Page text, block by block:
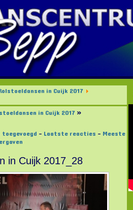
in Cuijk 2017
in Cuijk 2017»
- Laatste reacties - Meeste
in Cuijk 2017_28